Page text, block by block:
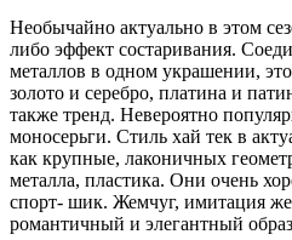
Необычайно актуально в этом
либо эффект состаривания.
металлов в одном украшении,
золото и серебро, платина и
также тренд. Невероятно
моносерьги. Стиль хай тек в
как крупные, лаконичных
металла, пластика. Они очень
спорт- шик. Жемчуг, имитация
романтичный и элегантный